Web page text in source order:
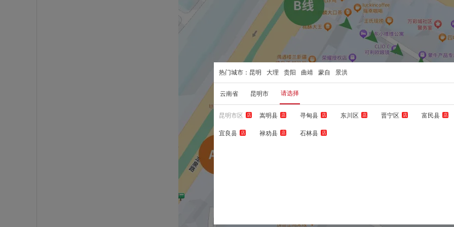
热门城市： 昆明 大理 贵阳 曲靖 蒙自 景洪
云南省 昆明市 请选择
昆明市区 店 嵩明县 店 寻甸县 店 东川区 店 晋宁区 店 富民县 店
宜良县 店 禄劝县 店 石林县 店